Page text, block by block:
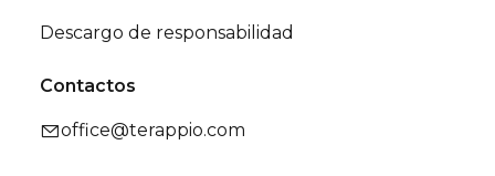
Descargo de responsabilidad
Contactos
office@terappio.com